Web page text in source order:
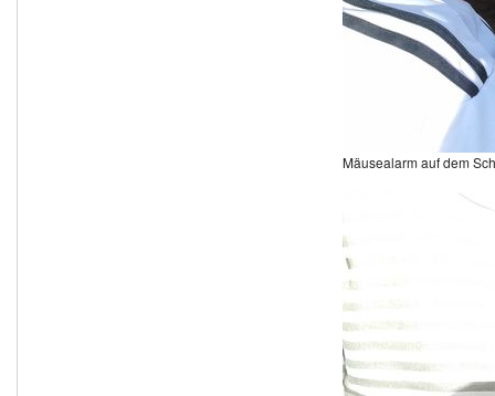
Mäusealarm auf dem